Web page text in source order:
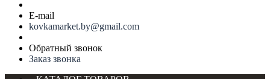
E-mail
kovkamarket.by@gmail.com
Обратный звонок
Заказ звонка